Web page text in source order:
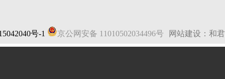
号-1 京公网安备 11010502034496号 网站建设：和